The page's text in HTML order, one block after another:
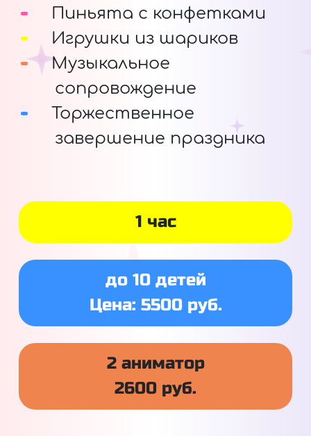
Пиньята с конфетками
Игрушки из шариков
Музыкальное
сопровождение
Торжественное
завершение праздника
1 час
до 10 детей
Цена: 5500 руб.
2 аниматор
2600 руб.